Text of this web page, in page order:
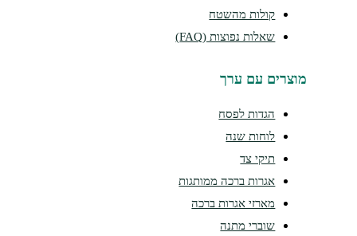
קולות מהשטח
שאלות נפוצות (FAQ)
מוצרים עם ערך
הגדות לפסח
לוחות שנה
תיקי צד
אגרות ברכה ממותגות
מארזי אגרות ברכה
שוברי מתנה